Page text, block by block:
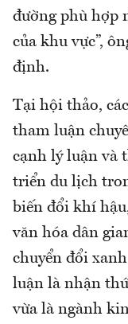
đường phù hợp
của khu vực”,
định.
Tại hội thảo,
tham luận
cạnh lý luận và
triển du lịch
biến đổi khí
văn hóa dân
chuyển đổi
luận là nhận
vừa là ngành